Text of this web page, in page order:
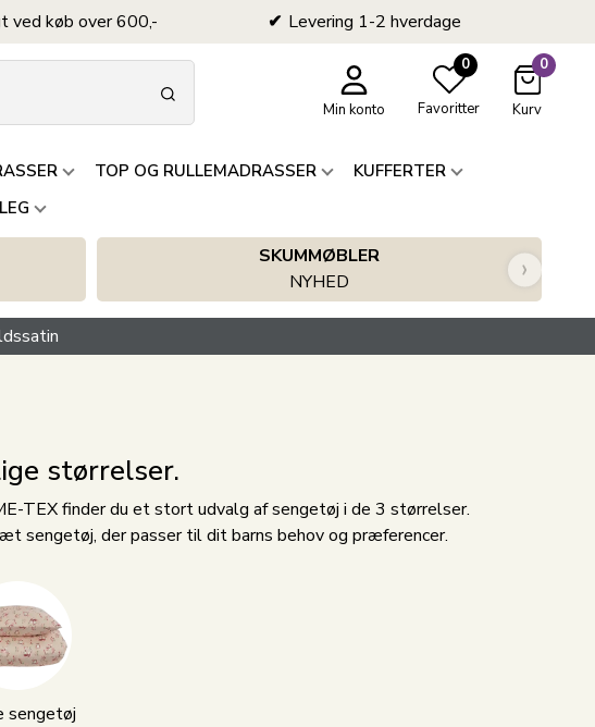
ved køb over 600,- Levering 1-2 hverdage
Min konto
0
Favoritter
0
Kurv
TOP OG RULLEMADRASSER
KUFFERTER
SKUMMØBLER
NYHED
›
størrelser.
TEX finder du et stort udvalg af sengetøj i de 3 størrelser.
sengetøj, der passer til dit barns behov og præferencer.
sengetøj